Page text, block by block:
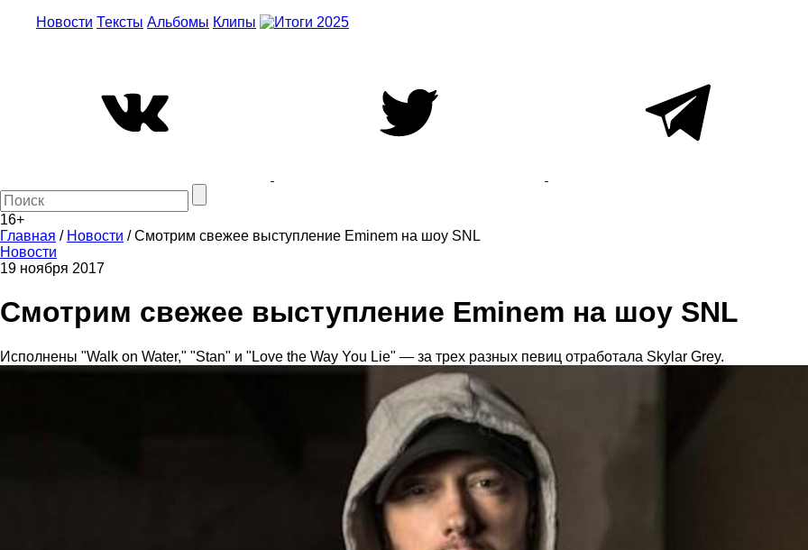
Новости Тексты Альбомы Клипы
16+
Главная / Новости /Смотрим свежее выступление Eminem на шоу SNL
Новости
19 ноября 2017
Смотрим свежее выступление Eminem на шоу SNL
Исполнены "Walk on Water," "Stan" и "Love the Way You Lie" — за трех разных певиц отработала Skylar Grey.